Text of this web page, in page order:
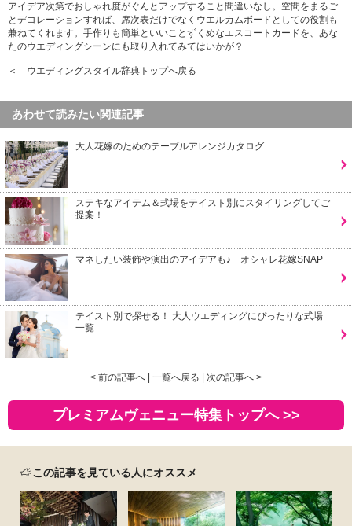
アイデア次第でおしゃれ度がぐんとアップすること間違いなし。空間をまるご
とデコレーションすれば、席次表だけでなくウエルカムボードとしての役割も
兼ねてくれます。手作りも簡単といいことずくめなエスコートカードを、あな
たのウエディングシーンにも取り入れてみてはいかが？
＜ ウエディングスタイル辞典トップへ戻る
あわせて読みたい関連記事
大人花嫁のためのテーブルアレンジカタログ
ステキなアイテム＆式場をテイスト別にスタイリングしてご
提案！
マネしたい装飾や演出のアイデアも♪ オシャレ花嫁SNAP
テイスト別で探せる！ 大人ウエディングにぴったりな式場
一覧
< 前の記事へ 一覧へ戻る 次の記事へ >
プレミアムヴェニュー特集トップへ >>
この記事を見ている人にオススメ